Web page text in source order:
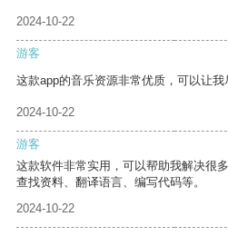
2024-10-22
游客
这款app的音乐资源非常优质，可以让我
2024-10-22
游客
这款软件非常实用，可以帮助我解决很
查找资料、翻译语言、编写代码等。
2024-10-22